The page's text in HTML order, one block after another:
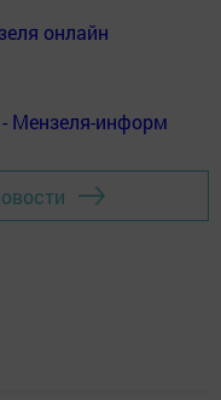
онлайн
Мензеля-информ